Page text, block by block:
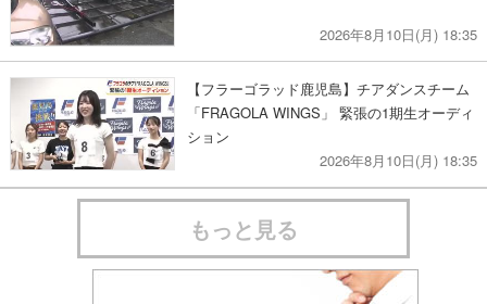
2026年8月10日(月) 18:35
【フラーゴラッド鹿児島】チアダンスチーム
「FRAGOLA WINGS」 緊張の1期生オーディ
ション
2026年8月10日(月) 18:35
もっと見る